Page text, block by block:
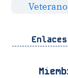
Veterano
Enlaces